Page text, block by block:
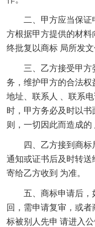
二、甲方应当保
方根据甲方提供的材
终批复以商标 局所发文
三、乙方接受甲
务，维护甲方的合法
地址、联系人 、联系
时，甲方务必及时以
则，一切因此而造成的
四、乙方接到商
通知或证书后及时转
寄给乙方收到 为准。
五、商标申请后
回，需申请复审，或
标被别人先申 请进入